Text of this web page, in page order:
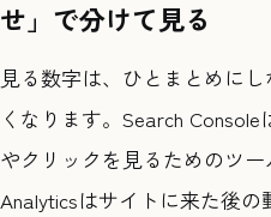
せ」で分けて見る
見る数字は、ひとまとめに
くなります。Search
やクリックを見るためのツー
Analyticsはサイトに来た後